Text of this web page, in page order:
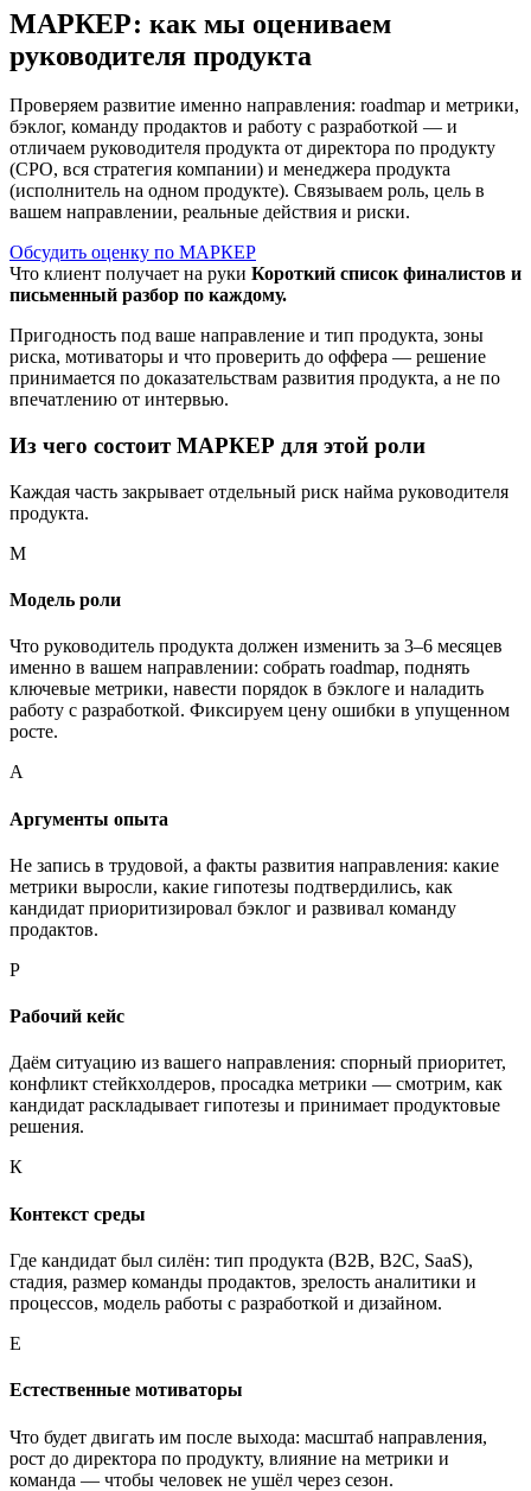
МАРКЕР: как мы оцениваем
руководителя продукта
Проверяем развитие именно направления: roadmap и метрики,
бэклог, команду продактов и работу с разработкой — и
отличаем руководителя продукта от директора по продукту
(CPO, вся стратегия компании) и менеджера продукта
(исполнитель на одном продукте). Связываем роль, цель в
вашем направлении, реальные действия и риски.
Обсудить оценку по МАРКЕР
Что клиент получает на руки Короткий список финалистов и
письменный разбор по каждому.
Пригодность под ваше направление и тип продукта, зоны
риска, мотиваторы и что проверить до оффера — решение
принимается по доказательствам развития продукта, а не по
впечатлению от интервью.
Из чего состоит МАРКЕР для этой роли
Каждая часть закрывает отдельный риск найма руководителя
продукта.
М
Модель роли
Что руководитель продукта должен изменить за 3–6 месяцев
именно в вашем направлении: собрать roadmap, поднять
ключевые метрики, навести порядок в бэклоге и наладить
работу с разработкой. Фиксируем цену ошибки в упущенном
росте.
А
Аргументы опыта
Не запись в трудовой, а факты развития направления: какие
метрики выросли, какие гипотезы подтвердились, как
кандидат приоритизировал бэклог и развивал команду
продактов.
Р
Рабочий кейс
Даём ситуацию из вашего направления: спорный приоритет,
конфликт стейкхолдеров, просадка метрики — смотрим, как
кандидат раскладывает гипотезы и принимает продуктовые
решения.
К
Контекст среды
Где кандидат был силён: тип продукта (B2B, B2C, SaaS),
стадия, размер команды продактов, зрелость аналитики и
процессов, модель работы с разработкой и дизайном.
Е
Естественные мотиваторы
Что будет двигать им после выхода: масштаб направления,
рост до директора по продукту, влияние на метрики и
команда — чтобы человек не ушёл через сезон.